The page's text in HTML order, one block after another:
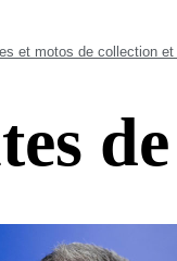
et motos de collection